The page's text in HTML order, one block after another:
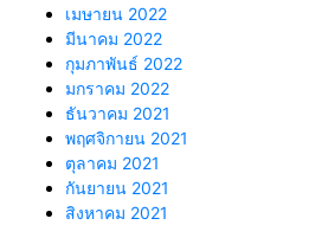
เมษายน 2022
มีนาคม 2022
กุมภาพันธ์ 2022
มกราคม 2022
ธันวาคม 2021
พฤศจิกายน 2021
ตุลาคม 2021
กันยายน 2021
สิงหาคม 2021